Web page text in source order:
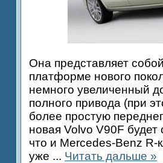
Она представляет
платформе нового
немного увеличенный
полного привода (при
более простую
новая Volvo V90F
что и Mercedes-Benz R-
уже ... Читать дальше »